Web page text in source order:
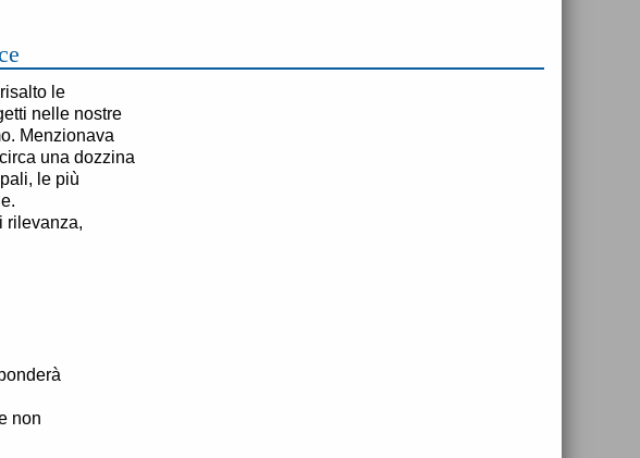
le
nelle nostre
Menzionava
una dozzina
le più
rilevanza,
non